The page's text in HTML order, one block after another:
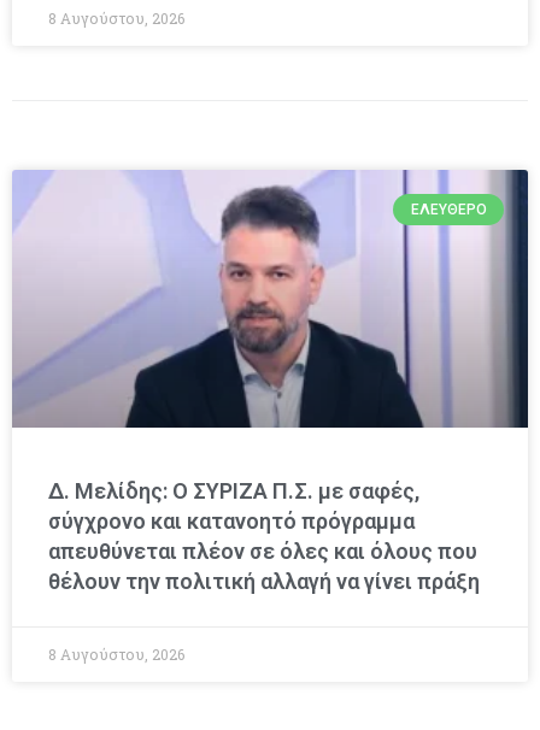
8 Αυγούστου, 2026
ΕΛΕΎΘΕΡΟ
Δ. Μελίδης: Ο ΣΥΡΙΖΑ Π.Σ. με σαφές,
σύγχρονο και κατανοητό πρόγραμμα
απευθύνεται πλέον σε όλες και όλους που
θέλουν την πολιτική αλλαγή να γίνει πράξη
8 Αυγούστου, 2026